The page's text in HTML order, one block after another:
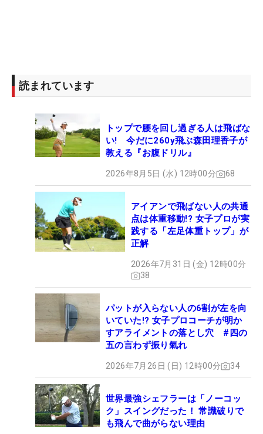
読まれています
トップで腰を回し過ぎる人は飛ばな
い! 今だに260y飛ぶ森田理香子が
教える『お腹ドリル』
2026年8月5日 (水) 12時00分 68
アイアンで飛ばない人の共通
点は体重移動!? 女子プロが実
践する「左足体重トップ」が
正解
2026年7月31日 (金) 12時00分
38
パットが入らない人の6割が左を向
いていた!? 女子プロコーチが明か
すアライメントの落とし穴 #四の
五の言わず振り氣れ
2026年7月26日 (日) 12時00分 34
世界最強シェフラーは「ノーコッ
ク」スイングだった！ 常識破りで
も飛んで曲がらない理由